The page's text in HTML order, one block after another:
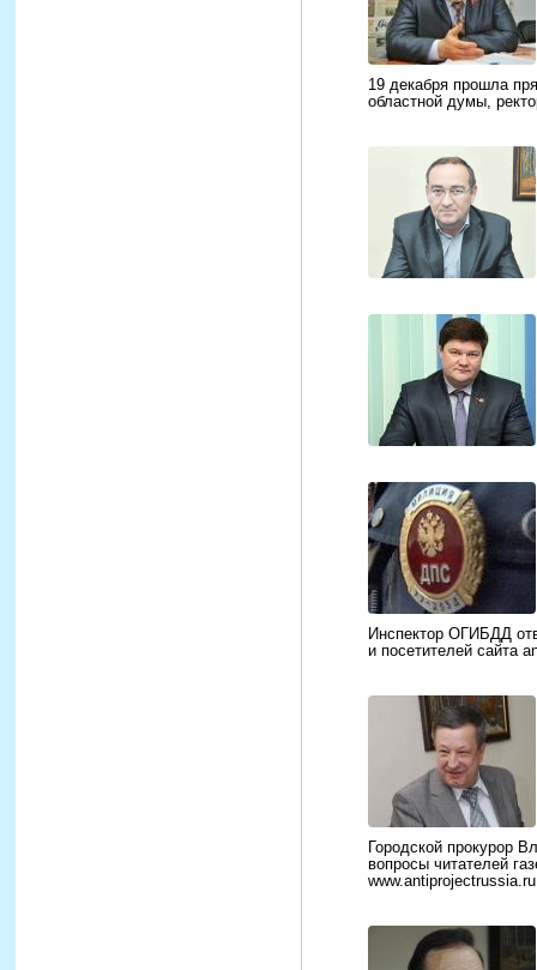
19 декабря прошла
областной думы,
Инспектор ОГИБДД
и посетителей сайта
Городской прокурор
вопросы читателей
www.antiprojectrussia.ru